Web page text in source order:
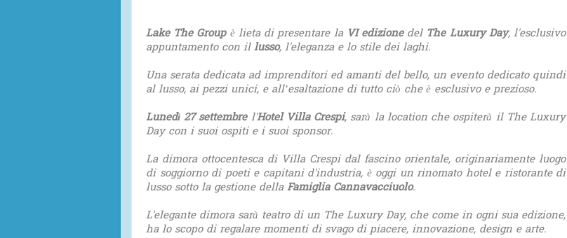
Lake The Groupè lieta di presentare la VI edizione del The Luxury Day, l'esclusivo
appuntamento con illusso, l'eleganza e lo stile dei laghi.
Una serata dedicata ad imprenditori ed amanti del bello, un evento dedicato quindi
al lusso, ai pezzi unici, e all’esaltazione di tutto ciò che è esclusivo e prezioso.
Lunedì 27 settembrel'Hotel Villa Crespi, sarà la location che ospiterà il The Luxury
Day con i suoi ospiti e i suoi sponsor.
La dimora ottocentesca di Villa Crespi dal fascino orientale, originariamente luogo
di soggiorno di poeti e capitani d'industria, è oggi un rinomato hotel e ristorante di
lusso sotto la gestione dellaFamiglia Cannavacciuolo.
L'elegante dimora sarà teatro di un The Luxury Day, che come in ogni sua edizione,
ha lo scopo di regalare momenti di svago di piacere, innovazione, design e arte.